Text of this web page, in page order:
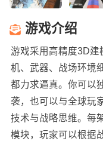
游戏介绍
游戏采用高精度3D建
机、武器、战场环境
都力求逼真。你可以
袭，也可以与全球玩
技术与战略思维。每
模块，玩家可以根据